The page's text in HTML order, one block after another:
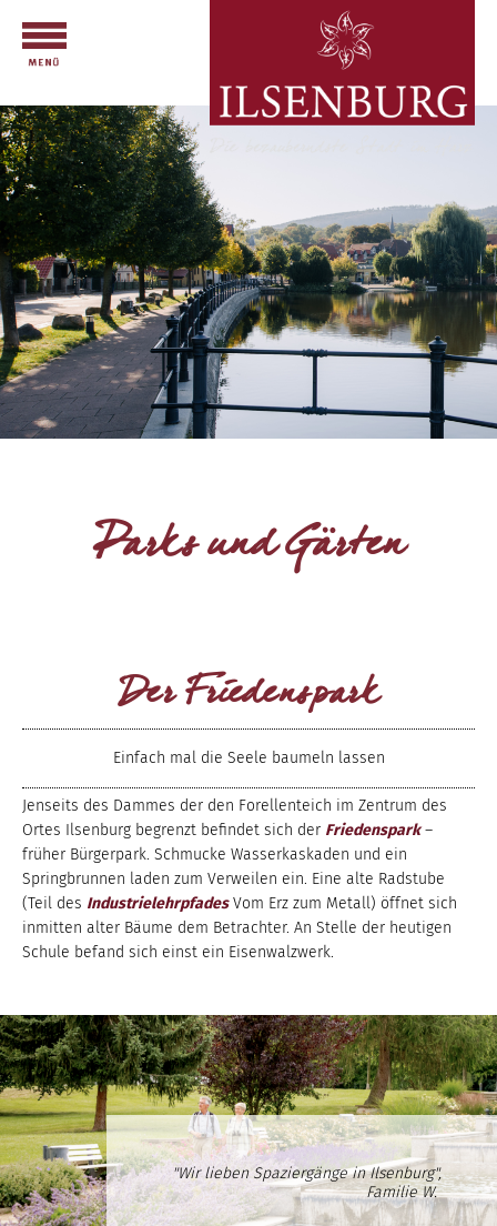
Parks und Gärten
Der Friedenspark
Einfach mal die Seele baumeln lassen
Jenseits des Dammes der den Forellenteich im Zentrum des
Ortes Ilsenburg begrenzt befindet sich der Friedenspark–
früher Bürgerpark. Schmucke Wasserkaskaden und ein
Springbrunnen laden zum Verweilen ein. Eine alte Radstube
(Teil des IndustrielehrpfadesVom Erz zum Metall) öffnet sich
inmitten alter Bäume dem Betrachter. An Stelle der heutigen
Schule befand sich einst ein Eisenwalzwerk.
"Wir lieben Spaziergänge in Ilsenburg",
Familie W.